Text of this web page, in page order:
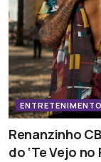
ENTRETENIMENTO
Renanzinho
do ‘Te Vejo no